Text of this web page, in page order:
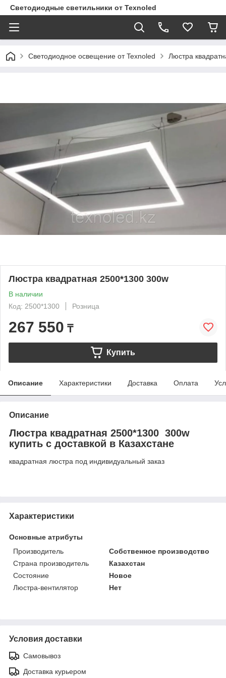
Светодиодные светильники от Texnoled
Светодиодное освещение от Texnoled Люстра
Люстра квадратная 2500*1300 300w
В наличии
Код: 2500*1300
Розница
267 550 ₸
Купить
Описание Характеристики Доставка Оплата
Описание
Люстра квадратная 2500*1300 300w
купить с доставкой в Казахстане
квадратная люстра под индивидуальный заказ
Характеристики
Основные атрибуты
Производитель
Собственное производство
Страна производитель
Казахстан
Состояние
Новое
Люстра-вентилятор
Нет
Условия доставки
Самовывоз
Доставка курьером